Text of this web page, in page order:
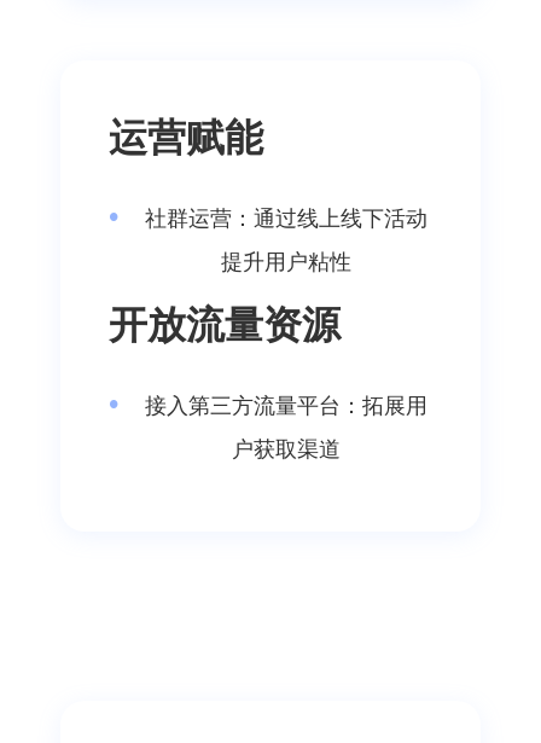
运营赋能
社群运营：通过线上线下活动
提升用户粘性
开放流量资源
接入第三方流量平台：拓展用
户获取渠道